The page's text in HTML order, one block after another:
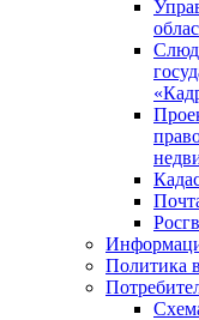
Политика